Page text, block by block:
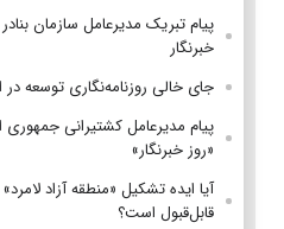
پیام تبریک مدیرعامل سازمان
خبرنگار
جای خالی روزنامه‌نگاری توسعه در
پیام مدیرعامل کشتیرانی جمهوری
«روز خبرنگار»
آیا ایده تشکیل «منطقه آزاد
قابل‌قبول است؟